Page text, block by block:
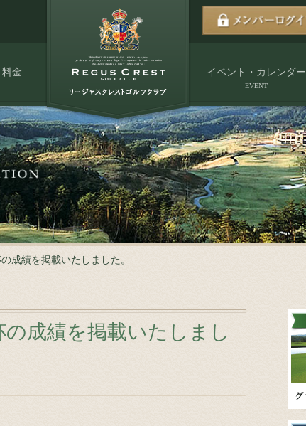
金 イベント・カレンダー
EVENT
成績を掲載いたしました。
成績を掲載いたしまし